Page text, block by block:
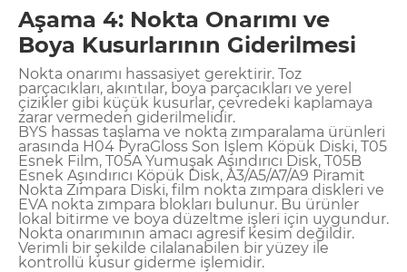
Aşama 4: Nokta Onarımı ve
Boya Kusurlarının Giderilmesi
Nokta onarımı hassasiyet gerektirir. Toz
parçacıkları, akıntılar, boya parçacıkları ve yerel
çizikler gibi küçük kusurlar, çevredeki kaplamaya
zarar vermeden giderilmelidir.
BYS hassas taşlama ve nokta zımparalama ürünleri
arasında H04 PyraGloss Son İşlem Köpük Diski, T05
Esnek Film, T05A Yumuşak Aşındırıcı Disk, T05B
Esnek Aşındırıcı Köpük Disk, A3/A5/A7/A9 Piramit
Nokta Zımpara Diski, film nokta zımpara diskleri ve
EVA nokta zımpara blokları bulunur. Bu ürünler
lokal bitirme ve boya düzeltme işleri için uygundur.
Nokta onarımının amacı agresif kesim değildir.
Verimli bir şekilde cilalanabilen bir yüzey ile
kontrollü kusur giderme işlemidir.